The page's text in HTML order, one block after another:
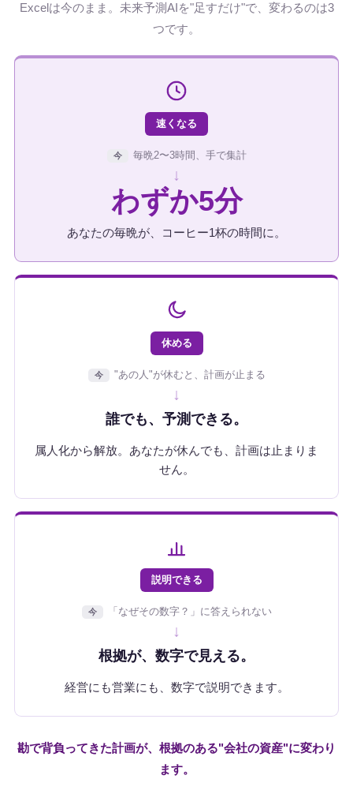
Excelは今のまま。未来予測AIを"足すだけ"で、変わるのは3
つです。
速くなる
今 毎晩2〜3時間、手で集計
↓
わずか5分
あなたの毎晩が、コーヒー1杯の時間に。
休める
今 "あの人"が休むと、計画が止まる
↓
誰でも、予測できる。
属人化から解放。あなたが休んでも、計画は止まりま
せん。
説明できる
今 「なぜその数字？」に答えられない
↓
根拠が、数字で見える。
経営にも営業にも、数字で説明できます。
勘で背負ってきた計画が、根拠のある"会社の資産"に変わり
ます。